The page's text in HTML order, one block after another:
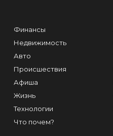
Финансы
Недвижимость
Авто
Происшествия
Афиша
Жизнь
Технологии
Что почем?